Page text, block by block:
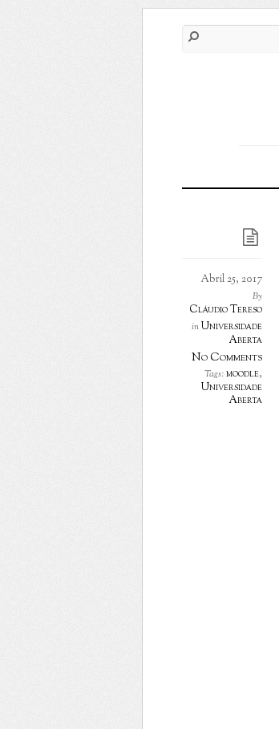
Abril 25, 2017
By
Cláudio Tereso
inUniversidade
Aberta
No Comments
Tags:moodle,
Universidade
Aberta